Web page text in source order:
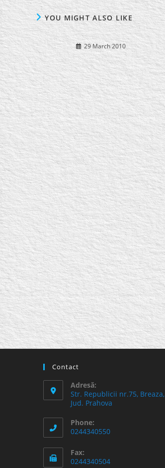
YOU MIGHT ALSO LIKE
29 March 2010
Contact
Adresă:
Str. Republicii nr.75, Breaza,
Jud. Prahova
Phone:
0244340550
Fax:
0244340504